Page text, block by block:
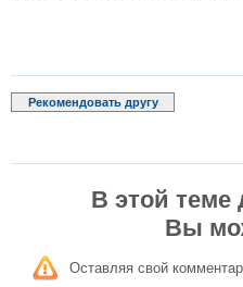
Рекомендовать другу
В этой теме
Вы
Оставляя свой